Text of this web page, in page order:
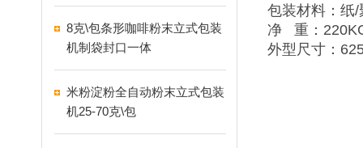
8克\包条形咖啡粉末立式包装
机制袋封口一体
米粉淀粉全自动粉末立式包装
机25-70克\包
包装材料：纸
净 重：
外型尺寸：